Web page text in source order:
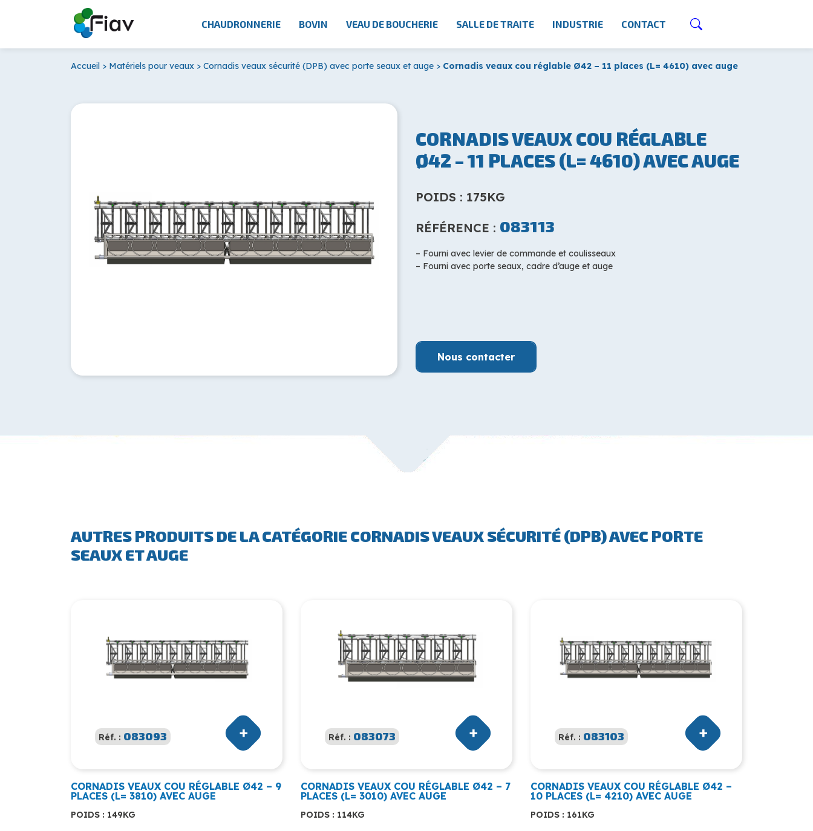
CHAUDRONNERIE BOVIN VEAU DE BOUCHERIE SALLE DE TRAITE INDUSTRIE CONTACT
Accueil > Matériels pour veaux > Cornadis veaux sécurité (DPB) avec porte seaux et auge > Cornadis veaux cou réglable Ø42 – 11 places (L= 4610) avec auge
CORNADIS VEAUX COU RÉGLABLE
Ø42 – 11 PLACES (L= 4610) AVEC AUGE
POIDS : 175KG
RÉFÉRENCE : 083113
– Fourni avec levier de commande et coulisseaux
– Fourni avec porte seaux, cadre d’auge et auge
Nous contacter
AUTRES PRODUITS DE LA CATÉGORIE CORNADIS VEAUX SÉCURITÉ (DPB) AVEC PORTE
SEAUX ET AUGE
Réf. : 083093
CORNADIS VEAUX COU RÉGLABLE Ø42 – 9
PLACES (L= 3810) AVEC AUGE
POIDS : 149KG
Réf. : 083073
CORNADIS VEAUX COU RÉGLABLE Ø42 – 7
PLACES (L= 3010) AVEC AUGE
POIDS : 114KG
Réf. : 083103
CORNADIS VEAUX COU RÉGLABLE Ø42 –
10 PLACES (L= 4210) AVEC AUGE
POIDS : 161KG